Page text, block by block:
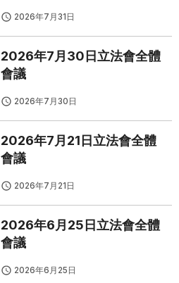
2026年7月31日
2026年7月30日立法會全體
會議
2026年7月30日
2026年7月21日立法會全體
會議
2026年7月21日
2026年6月25日立法會全體
會議
2026年6月25日